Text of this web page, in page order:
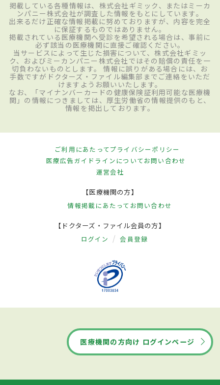
掲載している各種情報は、株式会社ギミック、またはミーカ
ンパニー株式会社が調査した情報をもとにしています。
出来るだけ正確な情報掲載に努めておりますが、内容を完全
に保証するものではありません。
掲載されている医療機関へ受診を希望される場合は、事前に
必ず該当の医療機関に直接ご確認ください。
当サービスによって生じた損害について、株式会社ギミッ
ク、およびミーカンパニー株式会社ではその賠償の責任を一
切負わないものとします。 情報に誤りがある場合には、お
手数ですがドクターズ・ファイル編集部までご連絡をいただ
けますようお願いいたします。
なお、「マイナンバーカードの健康保険証利用可能な医療機
関」の情報につきましては、厚生労働省の情報提供のもと、
情報を掲出しております。
ご利用にあたってプライバシーポリシー
医療広告ガイドラインについてお問い合わせ
運営会社
【医療機関の方】
情報掲載にあたって お問い合わせ
【ドクターズ・ファイル会員の方】
ログイン 会員登録
医療機関の方向け ログインページ